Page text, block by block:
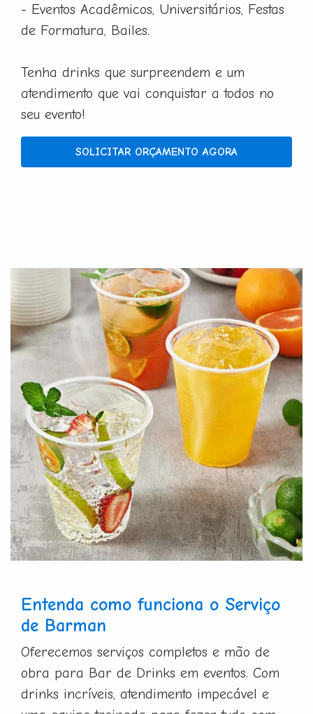
- Eventos Acadêmicos, Universitários, Festas
de Formatura, Bailes.
Tenha drinks que surpreendem e um
atendimento que vai conquistar a todos no
seu evento!
SOLICITAR ORÇAMENTO AGORA
Entenda como funciona o Serviço
de Barman
Oferecemos serviços completos e mão de
obra para Bar de Drinks em eventos. Com
drinks incríveis, atendimento impecável e